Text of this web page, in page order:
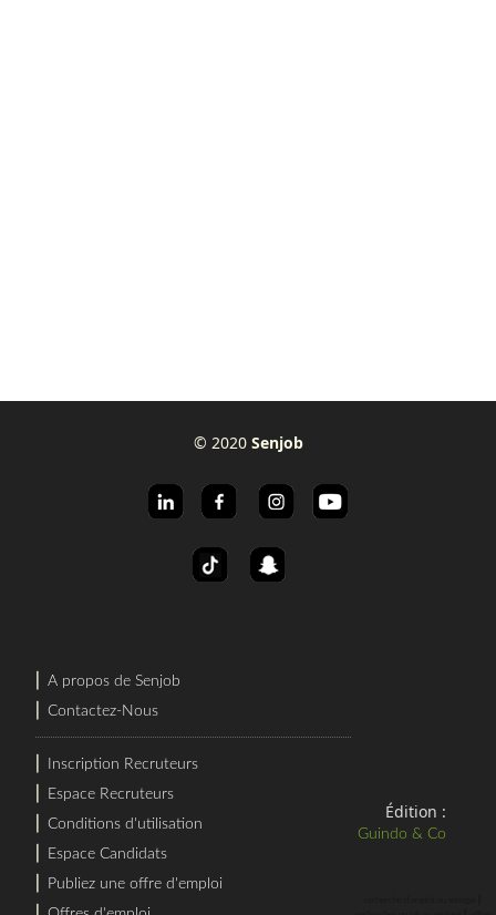
© 2020 Senjob
⎜A propos de Senjob
⎜Contactez-Nous
Inscription Recruteurs
Espace Recruteurs
⎜Conditions d'utilisation
Espace Candidats
Publiez une offre d'emploi
Édition :
Guindo & Co